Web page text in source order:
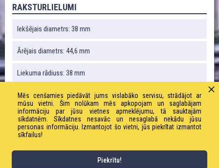
RAKSTURLIELUMI
Iekšējais diametrs: 38 mm
Ārējais diametrs: 44,6 mm
Liekuma rādiuss: 38 mm
Vakuums: 0,4 bāri
Svars: 230 g / m
Darba spiediens: 0,4 bāri
Mēs cenšamies piedāvāt jums vislabāko servisu, strādājot ar
mūsu vietni. Šim nolūkam mēs apkopojam un saglabājam
informāciju par jūsu vietnes apmeklējumu, tā sauktajām
sīkdatnēm. Sīkdatnes nesavāc un nesaglabā nekādu jūsu
personas informāciju. Izmantojot šo vietni, jūs piekrītat izmantot
sīkfailus!
Piekrītu!